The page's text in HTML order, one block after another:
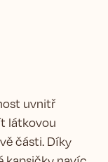
uvnitř
látkovou
části. Díky